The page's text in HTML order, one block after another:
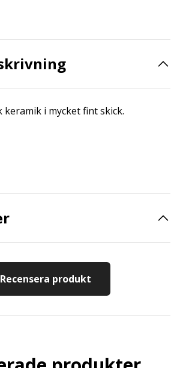
keramik i mycket fint skick.
Recensera produkt